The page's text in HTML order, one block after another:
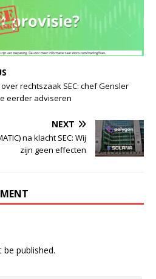
rechtszaak SEC: chef Gensler
eerder adviseren
NEXT
na klacht SEC: Wij
zijn geen effecten
published.